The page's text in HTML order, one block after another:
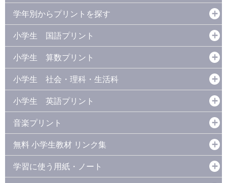
学年別からプリントを探す
小学生 国語プリント
小学生 算数プリント
小学生 社会・理科・生活科
小学生 英語プリント
音楽プリント
無料 小学生教材 リンク集
学習に使う用紙・ノート